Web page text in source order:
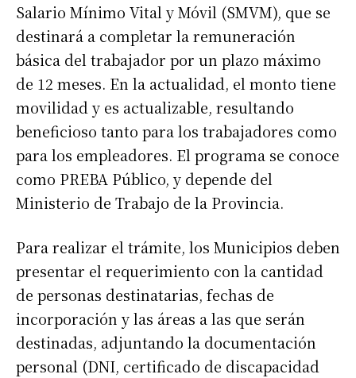
Salario Mínimo Vital y Móvil (SMVM), que se
destinará a completar la remuneración
básica del trabajador por un plazo máximo
de 12 meses. En la actualidad, el monto tiene
movilidad y es actualizable, resultando
beneficioso tanto para los trabajadores como
para los empleadores. El programa se conoce
como PREBA Público, y depende del
Ministerio de Trabajo de la Provincia.
Para realizar el trámite, los Municipios deben
presentar el requerimiento con la cantidad
de personas destinatarias, fechas de
incorporación y las áreas a las que serán
destinadas, adjuntando la documentación
personal (DNI, certificado de discapacidad